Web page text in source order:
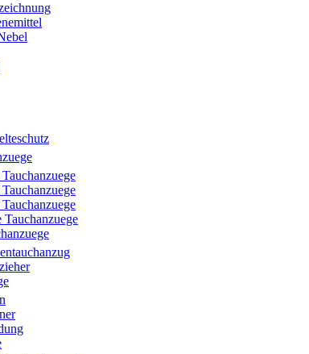
Tauchanzuege